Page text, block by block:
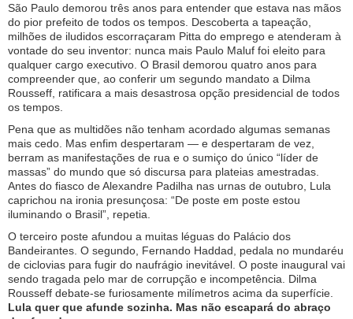
São Paulo demorou três anos para entender que estava nas mãos
do pior prefeito de todos os tempos. Descoberta a tapeação,
milhões de iludidos escorraçaram Pitta do emprego e atenderam à
vontade do seu inventor: nunca mais Paulo Maluf foi eleito para
qualquer cargo executivo. O Brasil demorou quatro anos para
compreender que, ao conferir um segundo mandato a Dilma
Rousseff, ratificara a mais desastrosa opção presidencial de todos
os tempos.
Pena que as multidões não tenham acordado algumas semanas
mais cedo. Mas enfim despertaram — e despertaram de vez,
berram as manifestações de rua e o sumiço do único “líder de
massas” do mundo que só discursa para plateias amestradas.
Antes do fiasco de Alexandre Padilha nas urnas de outubro, Lula
caprichou na ironia presunçosa: “De poste em poste estou
iluminando o Brasil”, repetia.
O terceiro poste afundou a muitas léguas do Palácio dos
Bandeirantes. O segundo, Fernando Haddad, pedala no mundaréu
de ciclovias para fugir do naufrágio inevitável. O poste inaugural vai
sendo tragada pelo mar de corrupção e incompetência. Dilma
Rousseff debate-se furiosamente milímetros acima da superfície.
Lula quer que afunde sozinha. Mas não escapará do abraço